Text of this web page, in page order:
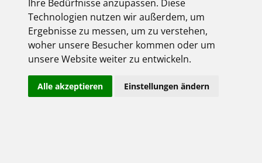
Ihre Bedürfnisse anzupassen. Diese
Technologien nutzen wir außerdem, um
Ergebnisse zu messen, um zu verstehen,
woher unsere Besucher kommen oder um
unsere Website weiter zu entwickeln.
Alle akzeptieren Einstellungen ändern
insbesondere Einkaufsbedingungen des Käufers, wird hiermit
widersprochen.
Im Rahmen einer laufenden Geschäftsverbindung unter Kaufleuten
der Verkäufer nicht in jedem Einzelfall ausdrücklich auf ihre
Einbeziehung hingewiesen hat und der Käufer den Bedingungen nicht